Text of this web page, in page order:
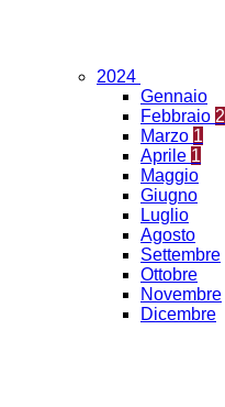
2024
Gennaio
Febbraio 2
Marzo 1
Aprile 1
Maggio
Giugno
Luglio
Agosto
Settembre
Ottobre
Novembre
Dicembre